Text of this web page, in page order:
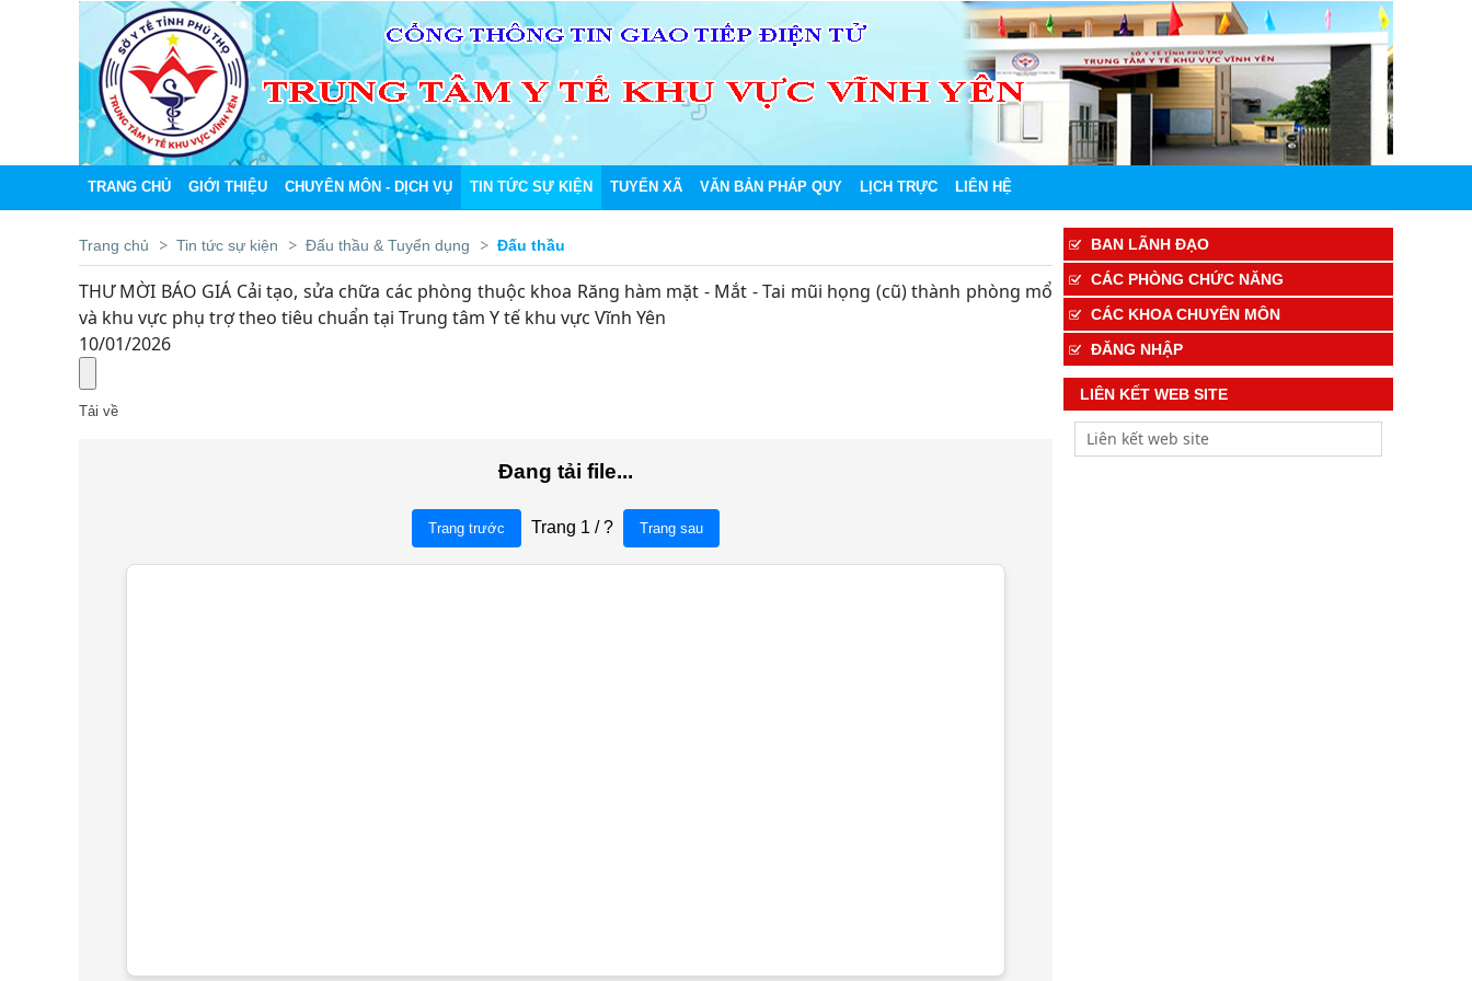
TRANG CHỦ GIỚI THIỆU CHUYÊN MÔN - DỊCH VỤ TIN TỨC SỰ KIỆN TUYẾN XÃ VĂN BẢN PHÁP QUY LỊCH TRỰC LIÊN HỆ
Trang chủ Tin tức sự kiện Đấu thầu & Tuyển dụng Đấu thầu
THƯ MỜI BÁO GIÁ Cải tạo, sửa chữa các phòng thuộc khoa Răng hàm mặt - Mắt - Tai mũi họng (cũ) thành phòng mổ
và khu vực phụ trợ theo tiêu chuẩn tại Trung tâm Y tế khu vực Vĩnh Yên
10/01/2026
Tải về
BAN LÃNH ĐẠO
CÁC PHÒNG CHỨC NĂNG
CÁC KHOA CHUYÊN MÔN
ĐĂNG NHẬP
LIÊN KẾT WEB SITE